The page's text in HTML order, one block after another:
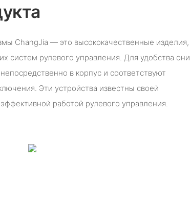
ChangJia — это высококачественные изделия,
систем рулевого управления. Для удобства они
в корпус и соответствуют
Эти устройства известны своей
работой рулевого управления.